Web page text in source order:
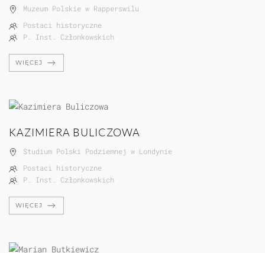
Muzeum Polskie w Rapperswilu
Postaci historyczne
P. Inst. Członkowskich
WIĘCEJ
KAZIMIERA BULICZOWA
Studium Polski Podziemnej w Londynie
Postaci historyczne
P. Inst. Członkowskich
WIĘCEJ